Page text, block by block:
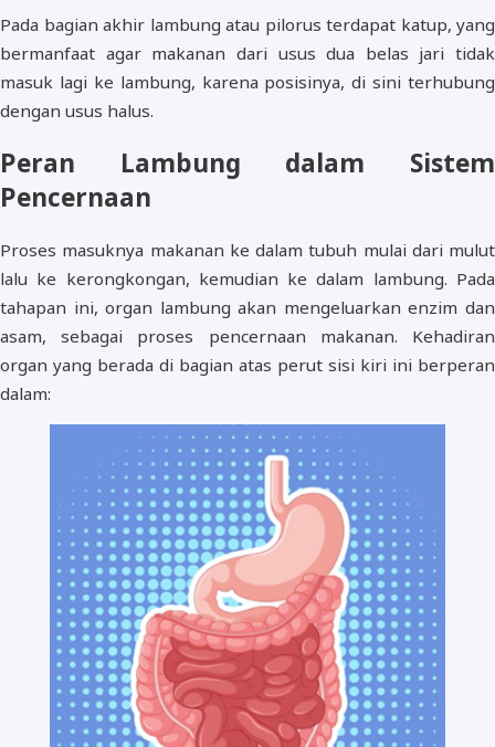
Pada bagian akhir lambung atau pilorus terdapat katup, yang
bermanfaat agar makanan dari usus dua belas jari tidak
masuk lagi ke lambung, karena posisinya, di sini terhubung
dengan usus halus.
Peran Lambung dalam Sistem
Pencernaan
Proses masuknya makanan ke dalam tubuh mulai dari mulut
lalu ke kerongkongan, kemudian ke dalam lambung. Pada
tahapan ini, organ lambung akan mengeluarkan enzim dan
asam, sebagai proses pencernaan makanan. Kehadiran
organ yang berada di bagian atas perut sisi kiri ini berperan
dalam: